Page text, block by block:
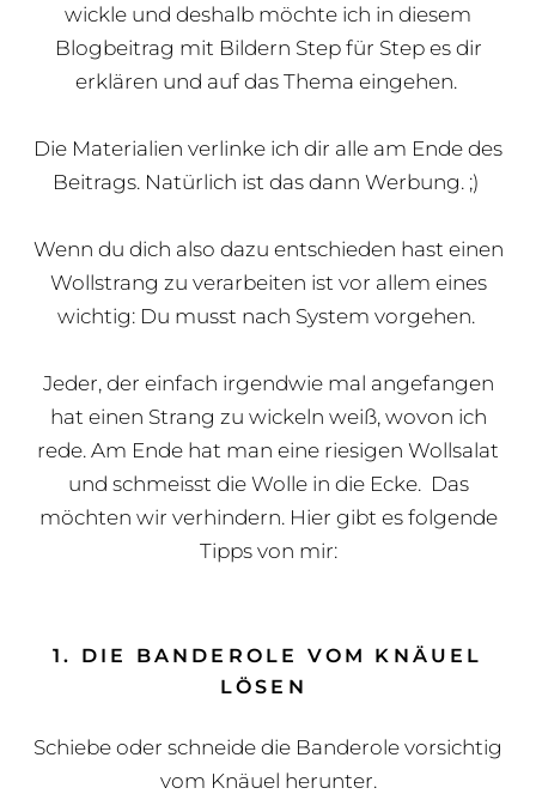
wickle und deshalb möchte ich in diesem
Blogbeitrag mit Bildern Step für Step es dir
erklären und auf das Thema eingehen.
Die Materialien verlinke ich dir alle am Ende des
Beitrags. Natürlich ist das dann Werbung. ;)
Wenn du dich also dazu entschieden hast einen
Wollstrang zu verarbeiten ist vor allem eines
wichtig: Du musst nach System vorgehen.
Jeder, der einfach irgendwie mal angefangen
hat einen Strang zu wickeln weiß, wovon ich
rede. Am Ende hat man eine riesigen Wollsalat
und schmeisst die Wolle in die Ecke. Das
möchten wir verhindern. Hier gibt es folgende
Tipps von mir:
1. DIE BANDEROLE VOM KNÄUEL
LÖSEN
Schiebe oder schneide die Banderole vorsichtig
vom Knäuel herunter.